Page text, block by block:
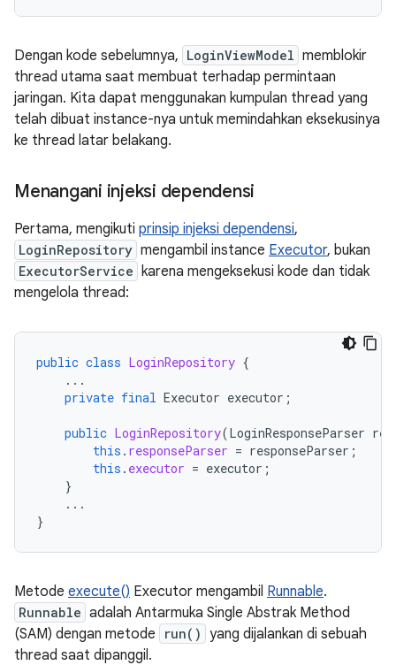
Dengan kode sebelumnya, LoginViewModel memblokir
thread utama saat membuat terhadap permintaan
jaringan. Kita dapat menggunakan kumpulan thread yang
telah dibuat instance-nya untuk memindahkan eksekusinya
ke thread latar belakang.
Menangani injeksi dependensi
Pertama, mengikuti prinsip injeksi dependensi,
LoginRepository mengambil instance Executor, bukan
ExecutorService karena mengeksekusi kode dan tidak
mengelola thread:
public class LoginRepository {
...
private final Executor executor ;
public LoginRepository(LoginResponseParser
this . responseParser = responseParser ;
this . executor = executor ;
}
...
}
Metode execute() Executor mengambil Runnable.
Runnable adalah Antarmuka Single Abstrak Method
(SAM) dengan metode
run() yang dijalankan di sebuah
thread saat dipanggil.